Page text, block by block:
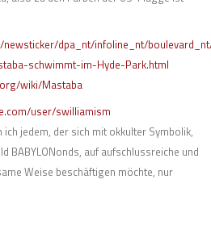
newsticker/dpa_nt/infoline_nt/
schwimmt-im-Hyde-Park.html
wiki/Mastaba
user/swilliamism
ich jedem, der sich mit okkulter Symbolik,
BABYLONonds, auf aufschlussreiche und
Weise beschäftigen möchte, nur